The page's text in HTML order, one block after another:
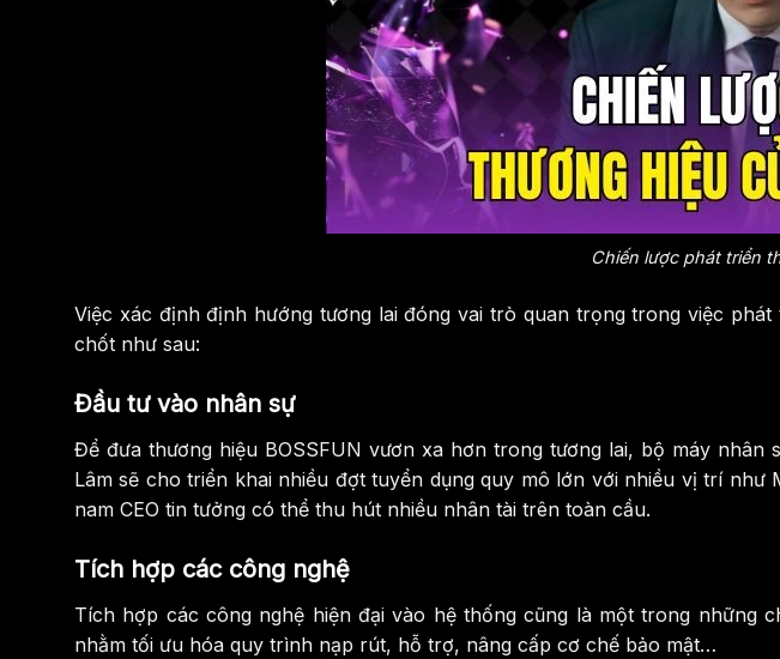
Chiến lược phát triển
Việc xác định định hướng tương lai đóng vai trò quan trọng trong việc
chốt như sau:
Đầu tư vào nhân sự
Để đưa thương hiệu BOSSFUN vươn xa hơn trong tương lai, bộ máy
Lâm sẽ cho triển khai nhiều đợt tuyển dụng quy mô lớn với nhiều vị trí
nam CEO tin tưởng có thể thu hút nhiều nhân tài trên toàn cầu.
Tích hợp các công nghệ
Tích hợp các công nghệ hiện đại vào hệ thống cũng là một trong những
nhằm tối ưu hóa quy trình nạp rút, hỗ trợ, nâng cấp cơ chế bảo mật…